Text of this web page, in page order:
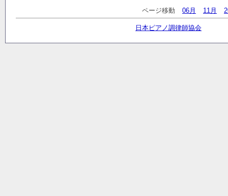
ページ移動 06月 11月
日本ピアノ調律師協会